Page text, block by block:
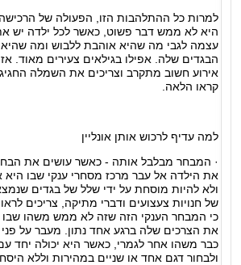
למרות כל ההתלהבות הזו, הפעולה של
היא לא ממש דבר פשוט, כאשר לכל ילדה יש
עצמה לגבי מה שהיא אוהבת ללבוש ומה שהיא
הבגדים שלה. אפילו בגילאים צעירים מאוד.
אירוע חשוב מתקרב וצריכים את השמלה
קראו הלאה.
למה עדיף לרכוש אותן אונליין
· המבחר מבלבל אותה - כאשר עושים את
את הילדה אל עבר מרכז מסחרי ענקי שבו היא
ולא להיות מוסחת על ידי שלל של בגדים
של חנויות צעצועים ודברי מתיקה, צריכים
כי המבחר הענקי הזה שזה לא ממש משהו שבו
את הצרכים שלה ברגע אחד נתון. מעבר על פני
כבר משהו אחר לגמרי, כאשר היא יכולה יחד
ולבחור דגם אחד או שניים במהירות וללא